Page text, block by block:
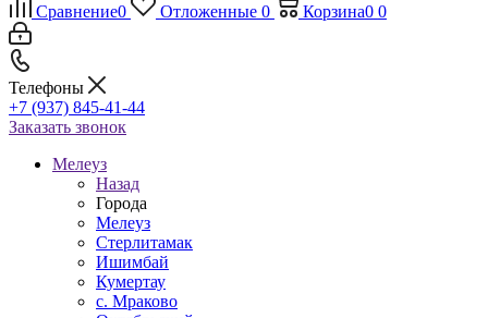
Сравнение0 Отложенные 0 Корзина0 0
Телефоны
+7 (937) 845-41-44
Заказать звонок
Мелеуз
Назад
Города
Мелеуз
Стерлитамак
Ишимбай
Кумертау
c. Мраково